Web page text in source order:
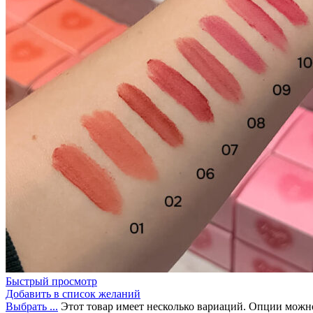
Бытовая химия
Быстрый просмотр
Добавить в список желаний
Выбрать ... Этот товар имеет несколько вариаций. Опции